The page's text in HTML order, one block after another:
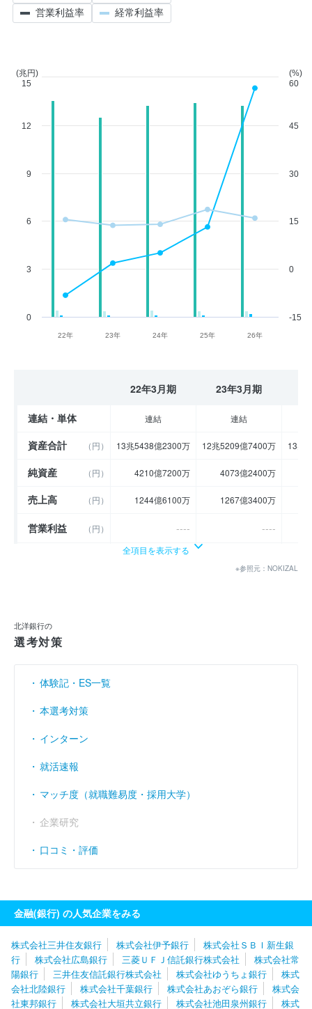
22年 23年 24年 25年 26年
0
3
6
9
12
(兆円)
15
-15
0
15
30
45
(%)
60
営業利益率
経常利益率
22年3月期 23年3月期
連結・単体 連結 連結
資産合計 （円） 13兆5438億2300万 12兆5209億7400万 13兆
純資産 （円） 4210億7200万 4073億2400万
売上高 （円） 1244億6100万 1267億3400万
営業利益 （円） ----
----
192億4700万
売上伸び率
営業利益率 （％） ----
----
全項目を表示する
※参照元：NOKIZAL
北洋銀行の
選考対策
体験記・ES一覧
本選考対策
インターン
就活速報
マッチ度（就職難易度・採用大学）
企業研究
口コミ・評価
金融(銀行) の人気企業をみる
株式会社三井住友銀行 株式会社伊予銀行
株式会社ＳＢＩ新生銀
行
株式会社広島銀行 三菱ＵＦＪ信託銀行株式会社
株式会社常
陽銀行
三井住友信託銀行株式会社 株式会社ゆうちょ銀行
株式
会社北陸銀行
株式会社千葉銀行 株式会社あおぞら銀行
株式会
社東邦銀行
株式会社大垣共立銀行 株式会社池田泉州銀行 株式